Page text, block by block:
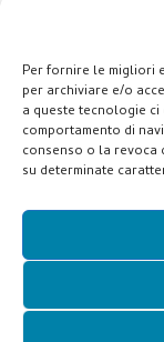
Per fornire le migliori
per archiviare e/o
a queste tecnologie
comportamento di
consenso o la
su determinate
Dicembre 2021
Ottobre 2021
Luglio 2021
Categorie
NOTIZIA